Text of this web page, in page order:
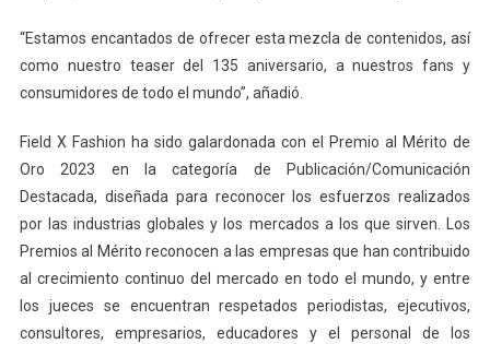
“Estamos encantados de ofrecer esta mezcla de contenidos, así
como nuestro teaser del 135 aniversario, a nuestros fans y
consumidores de todo el mundo”, añadió.
Field X Fashion ha sido galardonada con el Premio al Mérito de
Oro 2023 en la categoría de Publicación/Comunicación
Destacada, diseñada para reconocer los esfuerzos realizados
por las industrias globales y los mercados a los que sirven. Los
Premios al Mérito reconocen a las empresas que han contribuido
al crecimiento continuo del mercado en todo el mundo, y entre
los jueces se encuentran respetados periodistas, ejecutivos,
consultores, empresarios, educadores y el personal de los